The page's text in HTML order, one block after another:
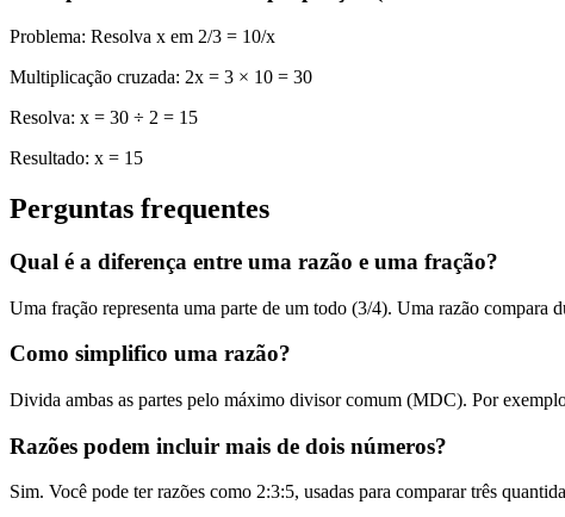
Problema: Resolva x em 2/3 = 10/x
Multiplicação cruzada: 2x = 3 × 10 = 30
Resolva: x = 30 ÷ 2 = 15
Resultado: x = 15
Perguntas frequentes
Qual é a diferença entre uma razão e uma fração?
Uma fração representa uma parte de um todo (3/4). Uma razão compara
Como simplifico uma razão?
Divida ambas as partes pelo máximo divisor comum (MDC). Por
Razões podem incluir mais de dois números?
Sim. Você pode ter razões como 2:3:5, usadas para comparar três